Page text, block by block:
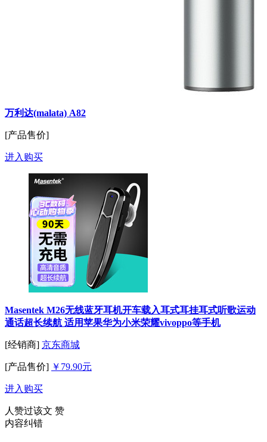
万利达(malata) A82
[产品售价]
进入购买
Masentek M26无线蓝牙耳机开车载入耳式耳挂耳式听歌运动
通话超长续航 适用苹果华为小米荣耀vivoppo等手机
[经销商] 京东商城
[产品售价] ￥79.90元
进入购买
人赞过该文 赞
内容纠错